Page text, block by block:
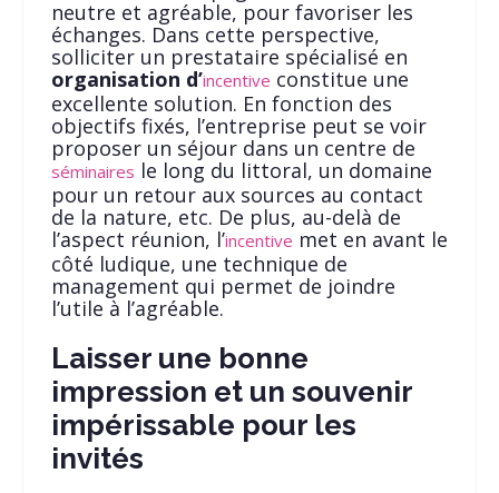
neutre et agréable, pour favoriser les
échanges. Dans cette perspective,
solliciter un prestataire spécialisé en
organisation d’incentive constitue une
excellente solution. En fonction des
objectifs fixés, l’entreprise peut se voir
proposer un séjour dans un centre de
séminaires le long du littoral, un domaine
pour un retour aux sources au contact
de la nature, etc. De plus, au-delà de
l’aspect réunion, l’incentive met en avant le
côté ludique, une technique de
management qui permet de joindre
l’utile à l’agréable.
Laisser une bonne
impression et un souvenir
impérissable pour les
invités